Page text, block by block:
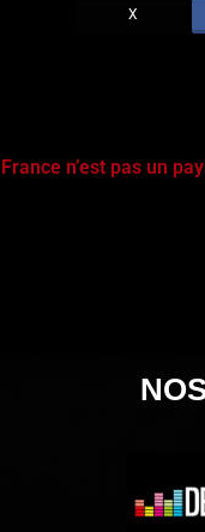
X
n’est pas un